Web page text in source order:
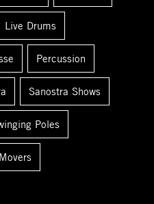
Live Drums
Percussion
Sanostra Shows
Poles